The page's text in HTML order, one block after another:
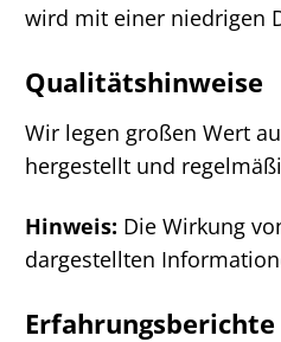
wird mit einer niedrigen
Qualitätshinweise
Wir legen großen Wert
hergestellt und
Hinweis: Die Wirkung
dargestellten
Erfahrungsberichte